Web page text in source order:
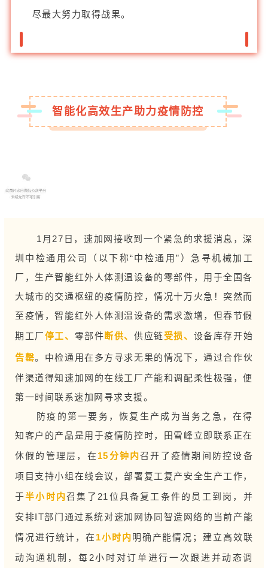
尽最大努力取得战果。
智能化高效生产助力疫情防控
1月27日，速加网接收到一个紧急的求援消息，深
圳中检通用公司（以下称“中检通用”）急寻机械加工
厂，生产智能红外人体测温设备的零部件，用于全国各
大城市的交通枢纽的疫情防控，情况十万火急！突然而
至疫情，智能红外人体测温设备的需求激增，但春节假
期工厂停工、 零部件断供、供应链受损、 设备库存开始
告罄。中检通用在多方寻求无果的情况下，通过合作伙
伴渠道得知速加网的在线工厂产能和调配柔性极强，便
第一时间联系速加网寻求支援。
防疫的第一要务，恢复生产成为当务之急，在得
知客户的产品是用于疫情防控时，田雪峰立即联系正在
休假的管理层，在 15分钟内召开了疫情期间防控设备
项目支持小组在线会议，部署复工复产安全生产工作，
于半小时内召集了21位具备复工条件的员工到岗，并
安排IT部门通过系统对速加网协同智造网络的当前产能
情况进行统计，在 1小时内 明确产能情况 ；建立高效联
动沟通机制，每2小时对订单进行一次跟进并动态调